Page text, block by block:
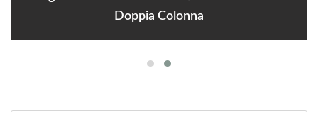
Doppia Colonna